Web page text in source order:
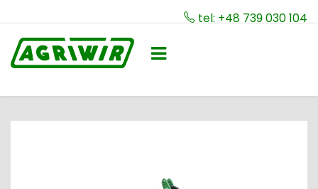
tel: +48 739 030 104
Toggle
navigation
☰